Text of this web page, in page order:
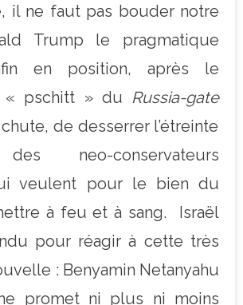
il ne faut pas bouder notre
Trump le pragmatique
en position, après le
« pschitt » du Russia-gate
de desserrer l’étreinte
neo-conservateurs
veulent pour le bien du
à feu et à sang. Israël
pour réagir à cette très
: Benyamin Netanyahu
promet ni plus ni moins